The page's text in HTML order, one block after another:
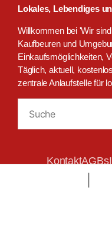
Lokales, Lebendiges
Willkommen bei 'Wir
Kaufbeuren und
Einkaufsmöglichkeiten,
Täglich, aktuell,
zentrale Anlaufstelle für
KontaktAGBs